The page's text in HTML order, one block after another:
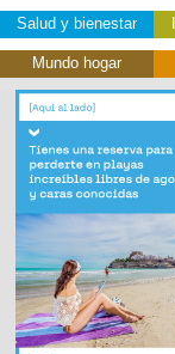
Salud y bienestar
Mundo hogar